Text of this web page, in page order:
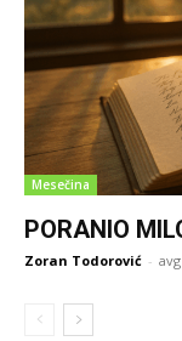
Mesečina
PORANIO
Zoran Todorović -